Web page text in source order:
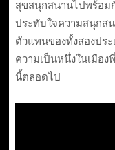
สุขสนุกสนานไปพร้อม
ประทับใจความสนุกส
ตัวแทนของทั้งสองปร
ความเป็นหนึ่งในเมือ
นี้ตลอดไป